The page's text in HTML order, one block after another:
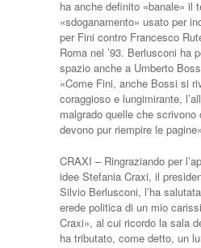
ha anche definito «banale» il
«sdoganamento» usato per
per Fini contro Francesco
Roma nel ’93. Berlusconi ha
spazio anche a Umberto
«Come Fini, anche Bossi si
coraggioso e lungimirante,
malgrado quelle che
devono pur riempire le
CRAXI – Ringraziando per
idee Stefania Craxi, il
Silvio Berlusconi, l’ha
erede politica di un mio
Craxi», al cui ricordo la sala
ha tributato, come detto, un